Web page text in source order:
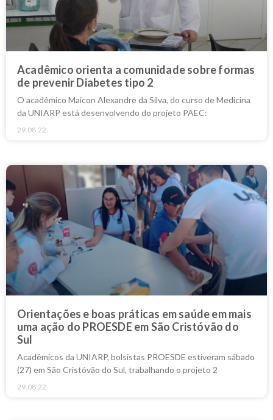
Acadêmico orienta a comunidade sobre formas
de prevenir Diabetes tipo 2
O acadêmico Maicon Alexandre da Silva, do curso de Medicina
da UNIARP está desenvolvendo do projeto PAEC:
29.08.22
Orientações e boas práticas em saúde em mais
uma ação do PROESDE em São Cristóvão do
Sul
Acadêmicos da UNIARP, bolsistas PROESDE estiveram sábado
(27) em São Cristóvão do Sul, trabalhando o projeto 2
29.08.22